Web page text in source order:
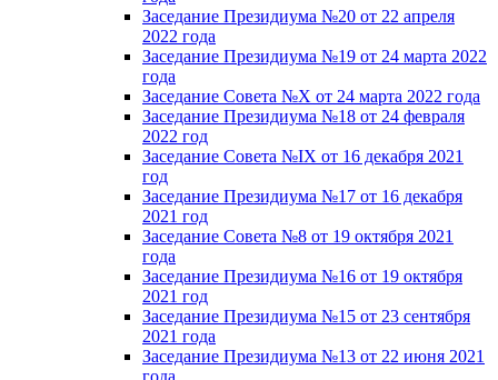
Заседание Президиума №20 от 22 апреля
2022 года
Заседание Президиума №19 от 24 марта 2022
года
Заседание Совета №X от 24 марта 2022 года
Заседание Президиума №18 от 24 февраля
2022 год
Заседание Совета №IX от 16 декабря 2021
год
Заседание Президиума №17 от 16 декабря
2021 год
Заседание Совета №8 от 19 октября 2021
года
Заседание Президиума №16 от 19 октября
2021 год
Заседание Президиума №15 от 23 сентября
2021 года
Заседание Президиума №13 от 22 июня 2021
года